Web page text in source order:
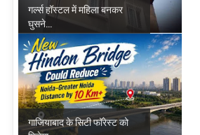
गर्ल्स हॉस्टल में महिला बनकर
घुसने...
गाजियाबाद के सिटी फॉरेस्ट को